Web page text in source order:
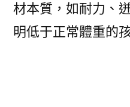
材本質，如耐力、
明低于正常體重的